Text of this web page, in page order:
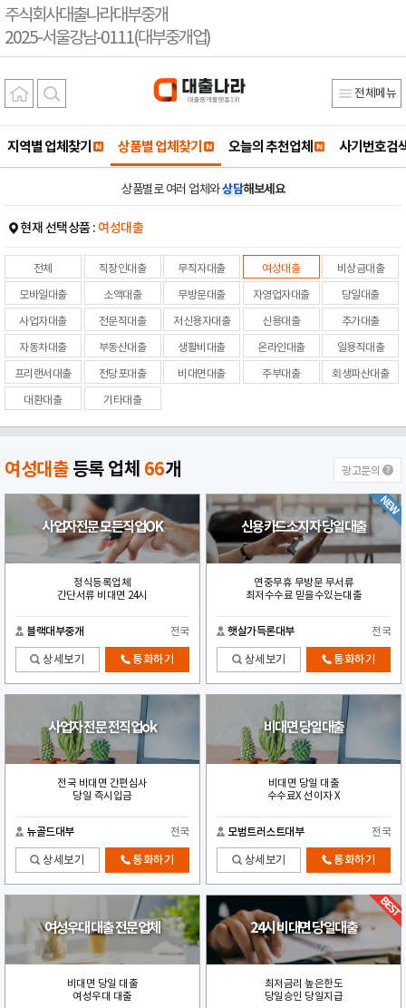
주식회사대출나라대부중개
2025-서울강남-0111(대부중개업)
전체메뉴
지역별 업체찾기 상품별 업체찾기 오늘의 추천업체 사기번호검
상품별로 여러 업체와상담해보세요
현재 선택상품 : 여성대출
전체 직장인대출 무직자대출 여성대출 비상금대출
모바일대출 소액대출 무방문대출 자영업자대출 당일대출
사업자대출 전문직대출 저신용자대출 신용대출 추가대출
자동차대출 부동산대출 생활비대출 온라인대출 일용직대출
프리랜서대출 전당포대출 비대면대출 주부대출 회생파산대출
대환대출 기타대출
여성대출등록 업체 66개 광고문의
사업자전문 모든직업OK
정식등록업체
간단서류 비대면 24시
블랙대부중개 전국
상세보기 통화하기
신용카드소지자 당일대출
연중무휴 무방문 무서류
최저수수료 믿을수있는대출
햇살가득론대부 전국
상세보기 통화하기
사업자 전문 전직업ok
전국 비대면 간편심사
당일 즉시입금
뉴골드대부 전국
상세보기 통화하기
비대면 당일대출
비대면 당일 대출
수수료X 선이자 X
모범트러스트대부 전국
상세보기 통화하기
여성우대 대출 전문업체
비대면 당일 대출
여성우대 대출
24시 비대면 당일대출
최저금리 높은한도
당일승인 당일지급